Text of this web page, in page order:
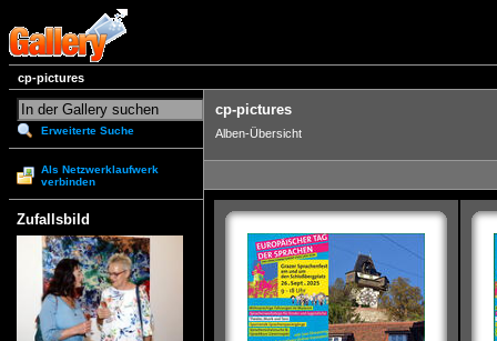
cp-pictures
Erweiterte Suche
Als Netzwerklaufwerk
verbinden
Zufallsbild
cp-pictures
Alben-Übersicht